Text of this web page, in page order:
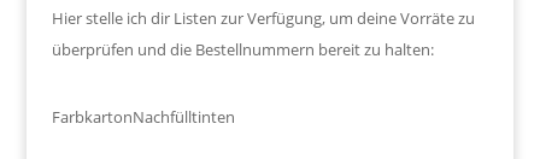
Hier stelle ich dir Listen zur Verfügung, um deine Vorräte zu
überprüfen und die Bestellnummern bereit zu halten:
FarbkartonNachfülltinten